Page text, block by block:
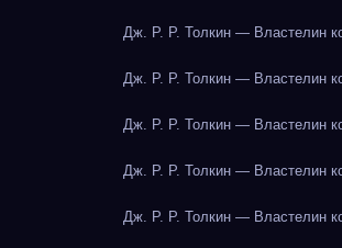
Дж. Р. Р. Толкин — Властелин
Дж. Р. Р. Толкин — Властелин
Дж. Р. Р. Толкин — Властелин
Дж. Р. Р. Толкин — Властелин
Дж. Р. Р. Толкин — Властелин